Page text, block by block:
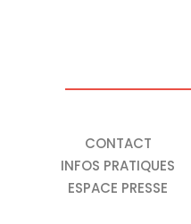
CONTACT
INFOS PRATIQUES
ESPACE PRESSE